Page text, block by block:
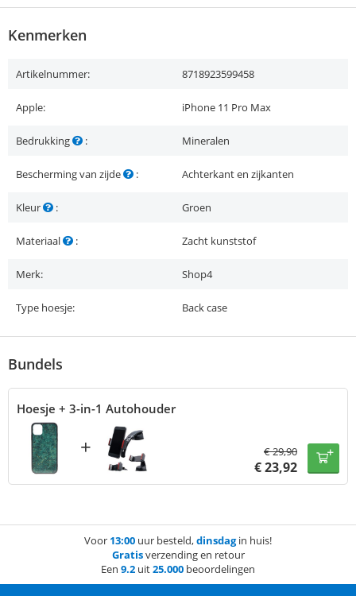
Kenmerken
Artikelnummer: 8718923599458
Apple: iPhone 11 Pro Max
Bedrukking : Mineralen
Bescherming van zijde : Achterkant en zijkanten
Kleur : Groen
Materiaal : Zacht kunststof
Merk: Shop4
Type hoesje: Back case
Bundels
Hoesje + 3-in-1 Autohouder
+ €29,90
€23,92
Voor 13:00 uur besteld,dinsdagin huis!
Gratisverzending en retour
Een 9.2 uit25.000 beoordelingen